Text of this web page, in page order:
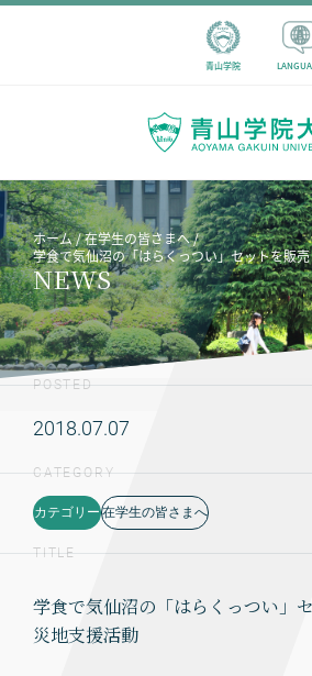
青山学院
ホーム
在学生の皆さまへ
学食で気仙沼の「はらくっつい」セットを販
NEWS
POSTED
2018.07.07
CATEGORY
カテゴリー 在学生の皆さまへ
TITLE
学食で気仙沼の「はらくっつい」
災地支援活動